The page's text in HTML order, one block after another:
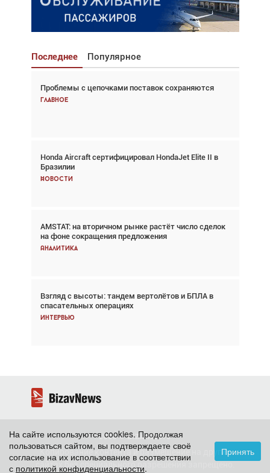
Последнее Популярное
Проблемы с цепочками поставок сохраняются
Главное
Honda Aircraft сертифицировал HondaJet Elite II в
Бразилии
Новости
AMSTAT: на вторичном рынке растёт число сделок
на фоне сокращения предложения
Аналитика
Взгляд с высоты: тандем вертолётов и БПЛА в
спасательных операциях
Интервью
Взгляд с высоты: тандем вертолётов и БПЛА в
спасательных операциях
Авиационный фотограф Дэйв Кох: «Фотография
говорит сама за себя... а ИИ всё портит»
Новости
Проблемы с цепочками поставок сохраняются
Аналитика
Частный самолёт – это актив. Подходите к
покупке соответствующим образом
Интервью
2026 ©BizavNews
Копирование контента и размещение на других
сайтах без специального разрешения запрещено.
На сайте используются cookies. Продолжая
пользоваться сайтом, вы подтверждаете своё
согласие на их использование в соответствии
с политикой конфиденциальности.
Принять